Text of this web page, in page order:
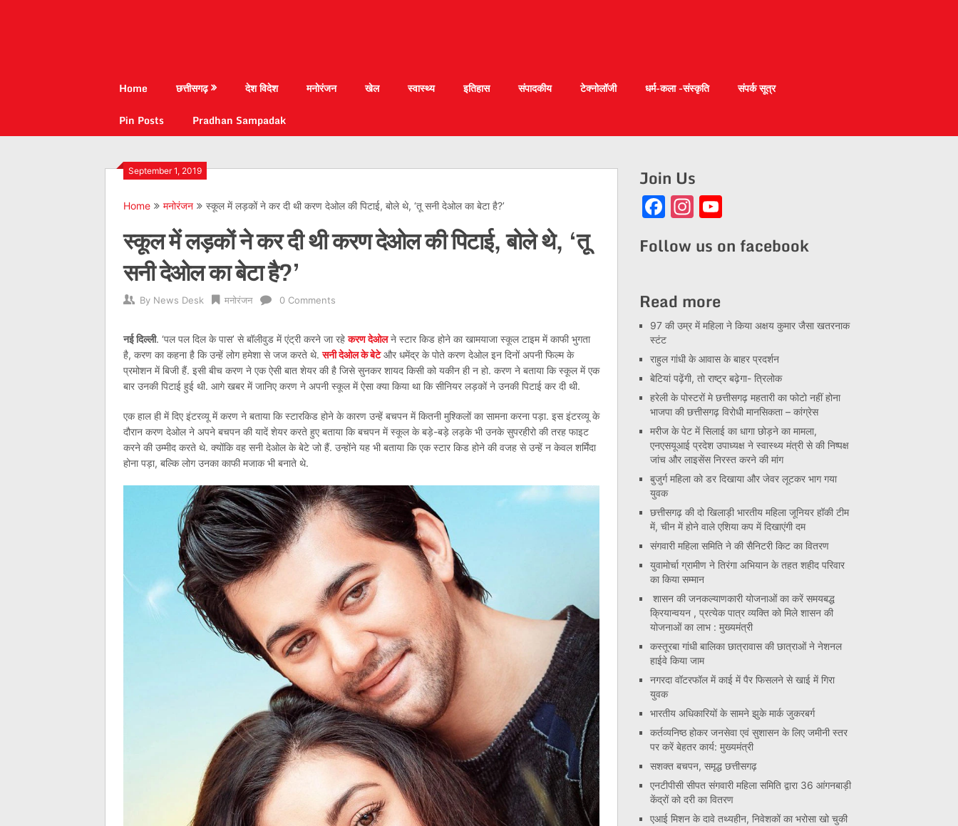
Home छत्तीसगढ़ देश विदेश मनोरंजन खेल स्वास्थ्य इतिहास संपादकीय टेक्नोलॉजी धर्म-कला -संस्कृति
संपर्क सूत्र
Pin Posts
Pradhan Sampadak
September 1, 2019
Home मनोरंजन स्कूल में लड़कों ने कर दी थी करण देओल की पिटाई, बोले थे, ‘तू सनी देओल का बेटा है?’
स्कूल में लड़कों ने कर दी थी करण देओल की पिटाई, बोले थे, ‘तू
सनी देओल का बेटा है?’
By News Desk मनोरंजन 0 Comments
नई दिल्ली. ‘पल पल दिल के पास’ से बॉलीवुड में एंट्री करने जा रहेकरण देओलने स्टार किड होने का खामयाजा स्कूल टाइम में काफी भुगता
है, करण का कहना है कि उन्हें लोग हमेशा से जज करते थे.सनी देओल के बेटेऔर धमेंद्र के पोते करण देओल इन दिनों अपनी फिल्म के
प्रमोशन में बिजी हैं. इसी बीच करण ने एक ऐसी बात शेयर की है जिसे सुनकर शायद किसी को यकीन ही न हो. करण ने बताया कि स्कूल में एक
बार उनकी पिटाई हुई थी. आगे खबर में जानिए करण ने अपनी स्कूल में ऐसा क्या किया था कि सीनियर लड़कों ने उनकी पिटाई कर दी थी.
एक हाल ही में दिए इंटरव्यू में करण ने बताया कि स्टारकिड होने के कारण उन्हें बचपन में कितनी मुश्किलों का सामना करना पड़ा. इस इंटरव्यू के
दौरान करण देओल ने अपने बचपन की यादें शेयर करते हुए बताया कि बचपन में स्कूल के बड़े-बड़े लड़के भी उनके सुपरहीरो की तरह फाइट
करने की उम्मीद करते थे. क्योंकि वह सनी देओल के बेटे जो हैं. उन्होंने यह भी बताया कि एक स्टार किड होने की वजह से उन्हें न केवल शर्मिंदा
होना पड़ा, बल्कि लोग उनका काफी मजाक भी बनाते थे.
Join Us
Facebook
Instagram
Follow us on facebook
Read more
97 की उम्र में महिला ने किया अक्षय कुमार जैसा खतरनाक
स्टंट
राहुल गांधी के आवास के बाहर प्रदर्शन
बेटियां पढ़ेंगी, तो राष्ट्र बढ़ेगा- त्रिलोक
हरेली के पोस्टरों मे छत्तीसगढ़ महतारी का फोटो नहीं होना
भाजपा की छत्तीसगढ़ विरोधी मानसिकता – कांग्रेस
मरीज के पेट में सिलाई का धागा छोड़ने का मामला,
एनएसयूआई प्रदेश उपाध्यक्ष ने स्वास्थ्य मंत्री से की निष्पक्ष
जांच और लाइसेंस निरस्त करने की मांग
बुजुर्ग महिला को डर दिखाया और जेवर लूटकर भाग गया
युवक
छत्तीसगढ़ की दो खिलाड़ी भारतीय महिला जूनियर हॉकी टीम
में, चीन में होने वाले एशिया कप में दिखाएंगी दम
संगवारी महिला समिति ने की सैनिटरी किट का वितरण
युवामोर्चा ग्रामीण ने तिरंगा अभियान के तहत शहीद परिवार
का किया सम्मान
शासन की जनकल्याणकारी योजनाओं का करें समयबद्ध
क्रियान्वयन , प्रत्येक पात्र व्यक्ति को मिले शासन की
योजनाओं का लाभ : मुख्यमंत्री
कस्तूरबा गांधी बालिका छात्रावास की छात्राओं ने नेशनल
हाईवे किया जाम
नगरदा वॉटरफॉल में काई में पैर फिसलने से खाई में गिरा
युवक
भारतीय अधिकारियों के सामने झुके मार्क जुकरबर्ग
कर्तव्यनिष्ठ होकर जनसेवा एवं सुशासन के लिए जमीनी स्तर
पर करें बेहतर कार्य: मुख्यमंत्री
सशक्त बचपन, समृद्ध छत्तीसगढ़
एनटीपीसी सीपत संगवारी महिला समिति द्वारा 36 आंगनबाड़ी
केंद्रों को दरी का वितरण
एआई मिशन के दावे तथ्यहीन, निवेशकों का भरोसा खो चुकी